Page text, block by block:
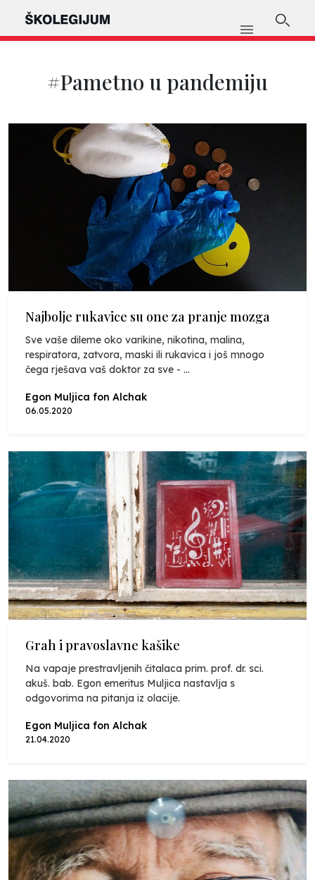
#Pametno u pandemiju
Najbolje rukavice su one za pranje mozga
Sve vaše dileme oko varikine, nikotina, malina,
respiratora, zatvora, maski ili rukavica i još mnogo
čega rješava vaš doktor za sve - ...
Egon Muljica fon Alchak
06.05.2020
Grah i pravoslavne kašike
Na vapaje prestravljenih čitalaca prim. prof. dr. sci.
akuš. bab. Egon emeritus Muljica nastavlja s
odgovorima na pitanja iz olacije.
Egon Muljica fon Alchak
21.04.2020